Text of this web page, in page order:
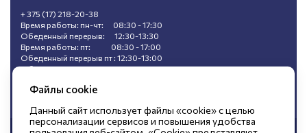
+ 375 (17) 218-20-38
Время работы: пн-чт: 08:30 - 17:30
Обеденный перерыв: 12:30-13:30
Время работы: пт: 08:30 - 17:00
Обеденный перерыв пт : 12:30-13:00
Обращения, поступившие в ходе
Файлы cookie
Данный сайт использует файлы «cookie» с целью
персонализации сервисов и повышения удобства